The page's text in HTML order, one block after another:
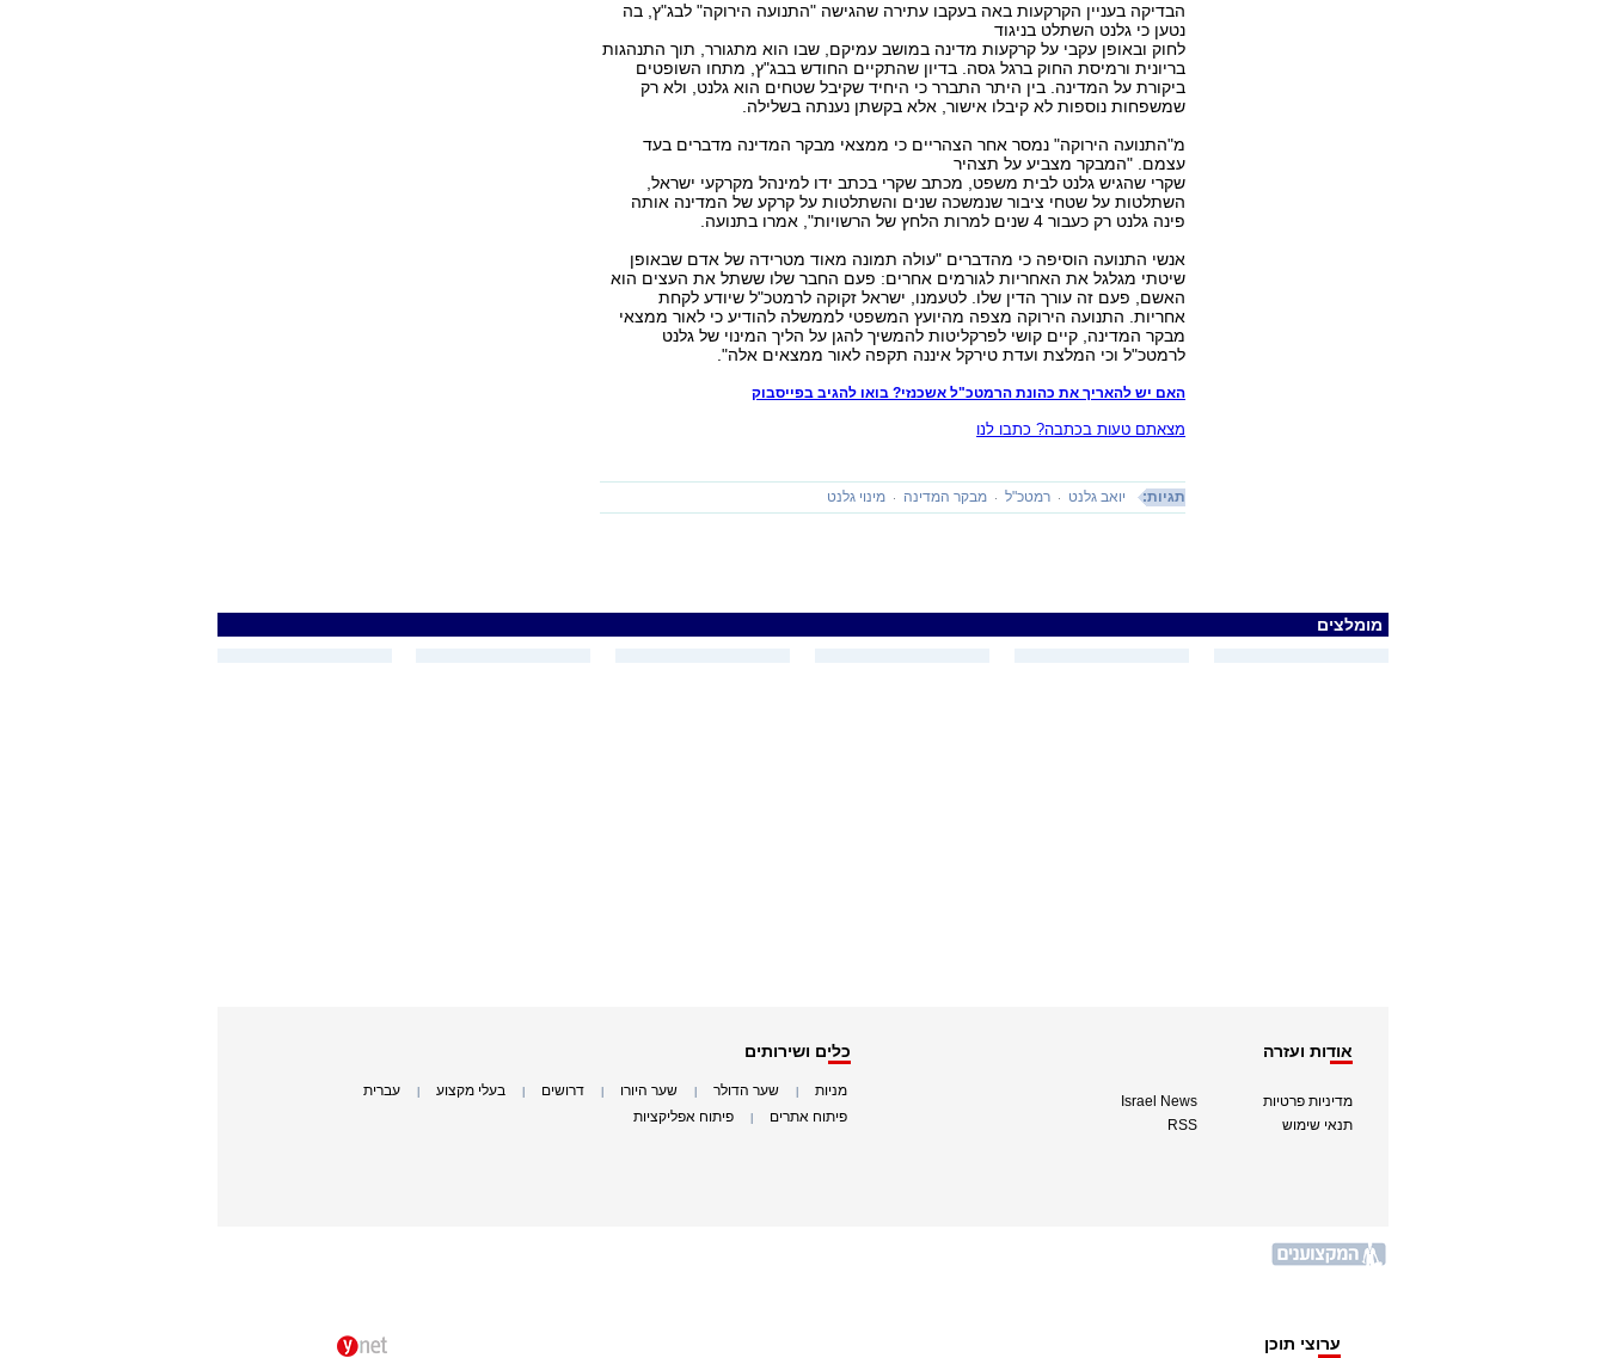
הבדיקה בעניין הקרקעות באה בעקבו עתירה שהגישה "התנועה הירוקה" לבג"ץ, בה
נטען כי גלנט השתלט בניגוד
לחוק ובאופן עקבי על קרקעות מדינה במושב עמיקם, שבו הוא מתגורר, תוך התנהגות
בריונית ורמיסת החוק ברגל גסה. בדיון שהתקיים החודש בבג"ץ, מתחו השופטים
ביקורת על המדינה. בין היתר התברר כי היחיד שקיבל שטחים הוא גלנט, ולא רק
שמשפחות נוספות לא קיבלו אישור, אלא בקשתן נענתה בשלילה.
מ"התנועה הירוקה" נמסר אחר הצהריים כי ממצאי מבקר המדינה מדברים בעד
עצמם. "המבקר מצביע על תצהיר
שקרי שהגיש גלנט לבית משפט, מכתב שקרי בכתב ידו למינהל מקרקעי ישראל,
השתלטות על שטחי ציבור שנמשכה שנים והשתלטות על קרקע של המדינה אותה
פינה גלנט רק כעבור 4 שנים למרות הלחץ של הרשויות", אמרו בתנועה.
אנשי התנועה הוסיפה כי מהדברים "עולה תמונה מאוד מטרידה של אדם שבאופן
שיטתי מגלגל את האחריות לגורמים אחרים: פעם החבר שלו ששתל את העצים הוא
האשם, פעם זה עורך הדין שלו. לטעמנו, ישראל זקוקה לרמטכ"ל שיודע לקחת
אחריות. התנועה הירוקה מצפה מהיועץ המשפטי לממשלה להודיע כי לאור ממצאי
מבקר המדינה, קיים קושי לפרקליטות להמשיך להגן על הליך המינוי של גלנט
לרמטכ"ל וכי המלצת ועדת טירקל איננה תקפה לאור ממצאים אלה".
האם יש להאריך את כהונת הרמטכ"ל אשכנזי? בואו להגיב בפייסבוק
מצאתם טעות בכתבה? כתבו לנו
תגיות: יואב גלנט רמטכ"ל מבקר המדינה מינוי גלנט
מומלצים
אודות ועזרה
מדיניות פרטיות
תנאי שימוש
Israel News
RSS
כלים ושירותים
מניות שער הדולר שער היורו דרושים בעלי מקצוע עברית
פיתוח אתרים פיתוח אפליקציות
ערוצי תוכן